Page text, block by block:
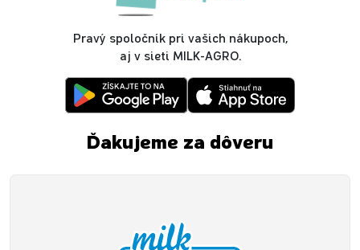
Pravý spoločník pri vašich nákupoch,
aj v sieti MILK-AGRO.
Ďakujeme za dôveru